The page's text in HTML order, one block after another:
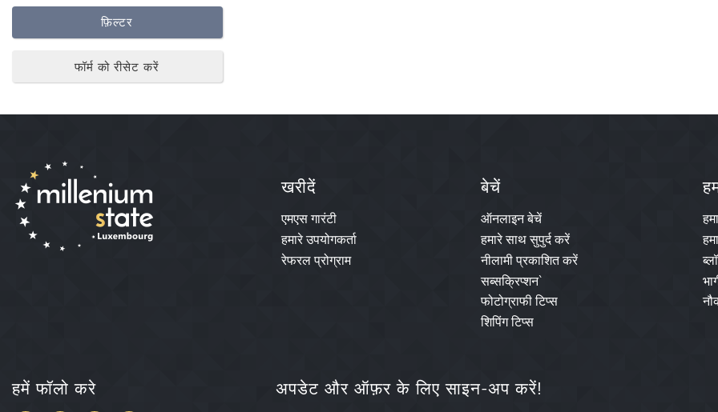
फ़िल्टर
फॉर्म को रीसेट करें
खरीदें
एमएस गारंटी
हमारे उपयोगकर्ता
रेफरल प्रोग्राम
बेचें
ऑनलाइन बेचें
हमारे साथ सुपुर्द करें
नीलामी प्रकाशित करें
सब्सक्रिप्शन`
फोटोग्राफी टिप्स
शिपिंग टिप्स
हमें फॉलो करे अपडेट और ऑफ़र के लिए साइन-अप करें!